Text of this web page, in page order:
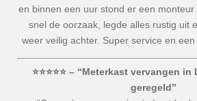
en binnen een uur stond er een
snel de oorzaak, legde alles rustig uit
weer veilig achter. Super service en
⭐⭐⭐⭐⭐ – “Meterkast vervangen
geregeld”